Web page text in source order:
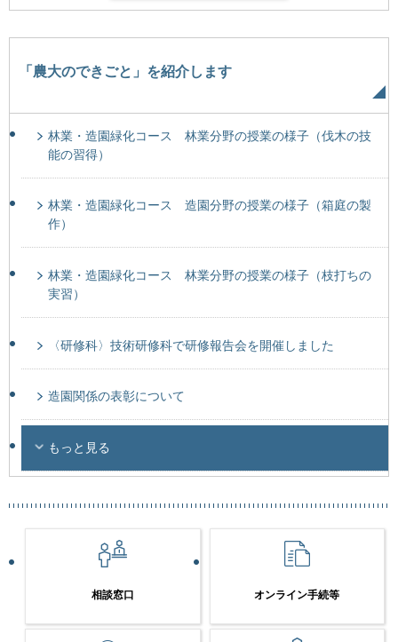
「農大のできごと」を紹介します
林業・造園緑化コース 林業分野の授業の様子（伐木の技
能の習得）
林業・造園緑化コース 造園分野の授業の様子（箱庭の製
作）
林業・造園緑化コース 林業分野の授業の様子（枝打ちの
実習）
〈研修科〉技術研修科で研修報告会を開催しました
造園関係の表彰について
もっと見る
相談窓口 オンライン手続等